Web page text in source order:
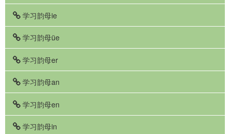
学习韵母ie
学习韵母üe
学习韵母er
学习韵母an
学习韵母en
学习韵母in